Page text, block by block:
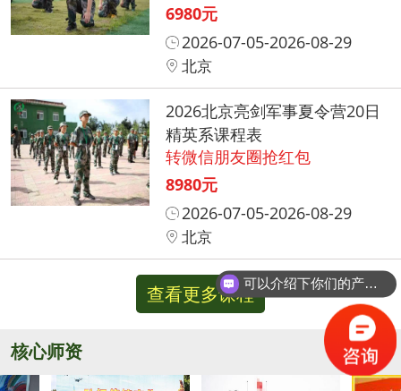
6980元
2026-07-05-2026-08-29
北京
2026北京亮剑军事夏令营20日
精英系课程表
转微信朋友圈抢红包
8980元
2026-07-05-2026-08-29
北京
查看更多课程
核心师资 更多
可以介绍下你们的产品么？